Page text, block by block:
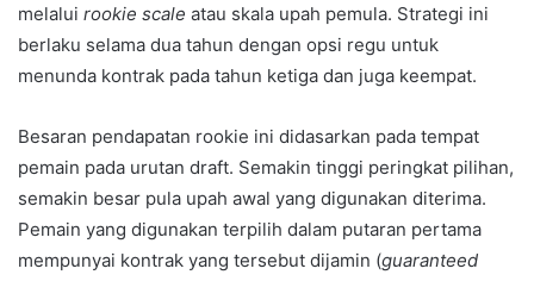
melalui rookie scale atau skala upah pemula. Strategi ini
berlaku selama dua tahun dengan opsi regu untuk
menunda kontrak pada tahun ketiga dan juga keempat.
Besaran pendapatan rookie ini didasarkan pada tempat
pemain pada urutan draft. Semakin tinggi peringkat pilihan,
semakin besar pula upah awal yang digunakan diterima.
Pemain yang digunakan terpilih dalam putaran pertama
mempunyai kontrak yang tersebut dijamin (guaranteed